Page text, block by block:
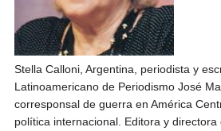
Stella Calloni, Argentina, periodista y
Latinoamericano de Periodismo José
corresponsal de guerra en América
política internacional. Editora y directora